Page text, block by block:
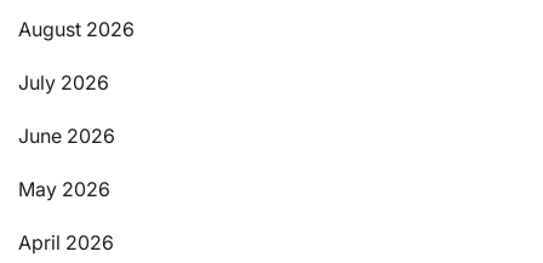
August 2026
July 2026
June 2026
May 2026
April 2026